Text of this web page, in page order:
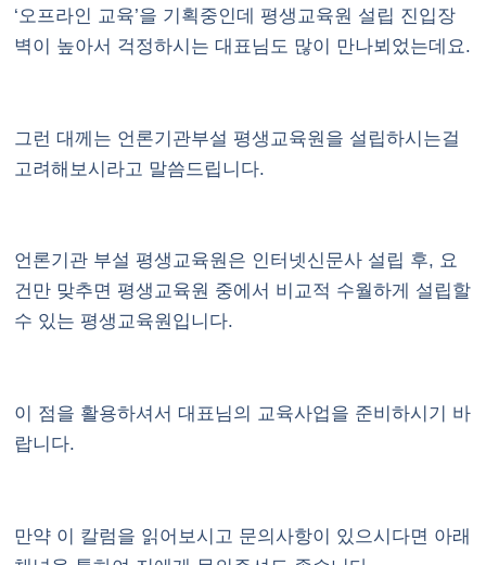
‘오프라인 교육’을 기획중인데 평생교육원 설립 진입장
벽이 높아서 걱정하시는 대표님도 많이 만나뵈었는데요.
그런 대께는 언론기관부설 평생교육원을 설립하시는걸
고려해보시라고 말씀드립니다.
언론기관 부설 평생교육원은 인터넷신문사 설립 후, 요
건만 맞추면 평생교육원 중에서 비교적 수월하게 설립할
수 있는 평생교육원입니다.
이 점을 활용하셔서 대표님의 교육사업을 준비하시기 바
랍니다.
만약 이 칼럼을 읽어보시고 문의사항이 있으시다면 아래